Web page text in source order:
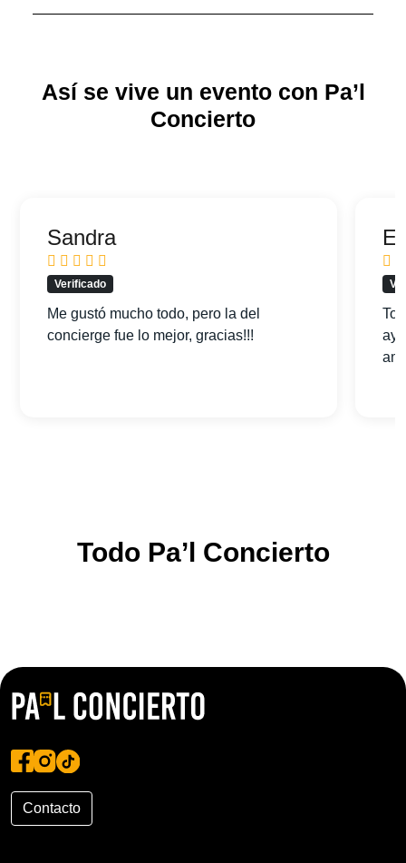
Así se vive un evento con Pa’l
Concierto
Sandra
Verificado
Me gustó mucho todo, pero la del
concierge fue lo mejor, gracias!!!
Todo Pa’l Concierto
Contacto